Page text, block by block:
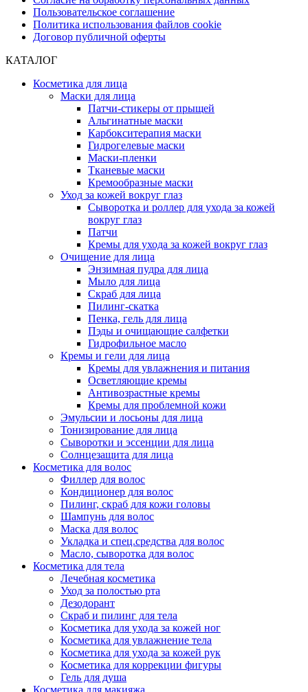
Пользовательское соглашение
Политика использования файлов cookie
Договор публичной оферты
КАТАЛОГ
Косметика для лица
Маски для лица
Патчи-стикеры от прыщей
Альгинатные маски
Карбокситерапия маски
Гидрогелевые маски
Маски-пленки
Тканевые маски
Кремообразные маски
Уход за кожей вокруг глаз
Сыворотка и роллер для ухода за кожей
вокруг глаз
Патчи
Кремы для ухода за кожей вокруг глаз
Очищение для лица
Энзимная пудра для лица
Мыло для лица
Скраб для лица
Пилинг-скатка
Пенка, гель для лица
Пэды и очищающие салфетки
Гидрофильное масло
Кремы и гели для лица
Кремы для увлажнения и питания
Осветляющие кремы
Антивозрастные кремы
Кремы для проблемной кожи
Эмульсии и лосьоны для лица
Тонизирование для лица
Сыворотки и эссенции для лица
Солнцезащита для лица
Косметика для волос
Филлер для волос
Кондиционер для волос
Пилинг, скраб для кожи головы
Шампунь для волос
Маска для волос
Укладка и спец.средства для волос
Масло, сыворотка для волос
Косметика для тела
Лечебная косметика
Уход за полостью рта
Дезодорант
Скраб и пилинг для тела
Косметика для ухода за кожей ног
Косметика для увлажнение тела
Косметика для ухода за кожей рук
Косметика для коррекции фигуры
Гель для душа